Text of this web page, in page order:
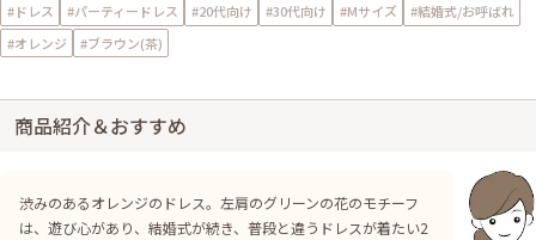
#ドレス #パーティードレス #20代向け #30代向け #Mサイズ
#結婚式/お呼ばれ
#オレンジ
#ブラウン(茶)
商品紹介＆おすすめ
渋みのあるオレンジのドレス。左肩のグリーンの花のモチーフ
は、遊び心があり、結婚式が続き、普段と違うドレスが着たい2